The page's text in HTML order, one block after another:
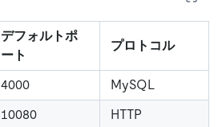
デフォルトポ
ート
プロトコル
4000
MySQL
10080
HTTP